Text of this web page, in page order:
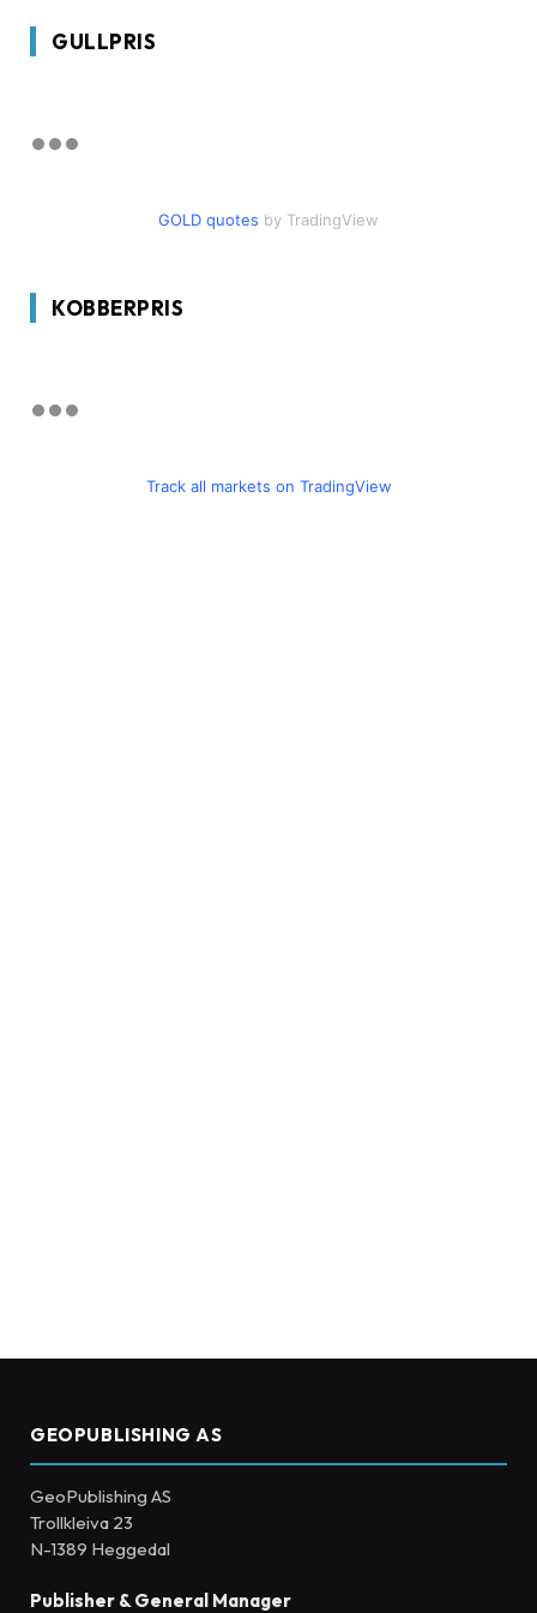
GULLPRIS
GOLD quotes by TradingView
KOBBERPRIS
Track all markets on TradingView
GEOPUBLISHING AS
GeoPublishing AS
Trollkleiva 23
N-1389 Heggedal
Publisher & General Manager